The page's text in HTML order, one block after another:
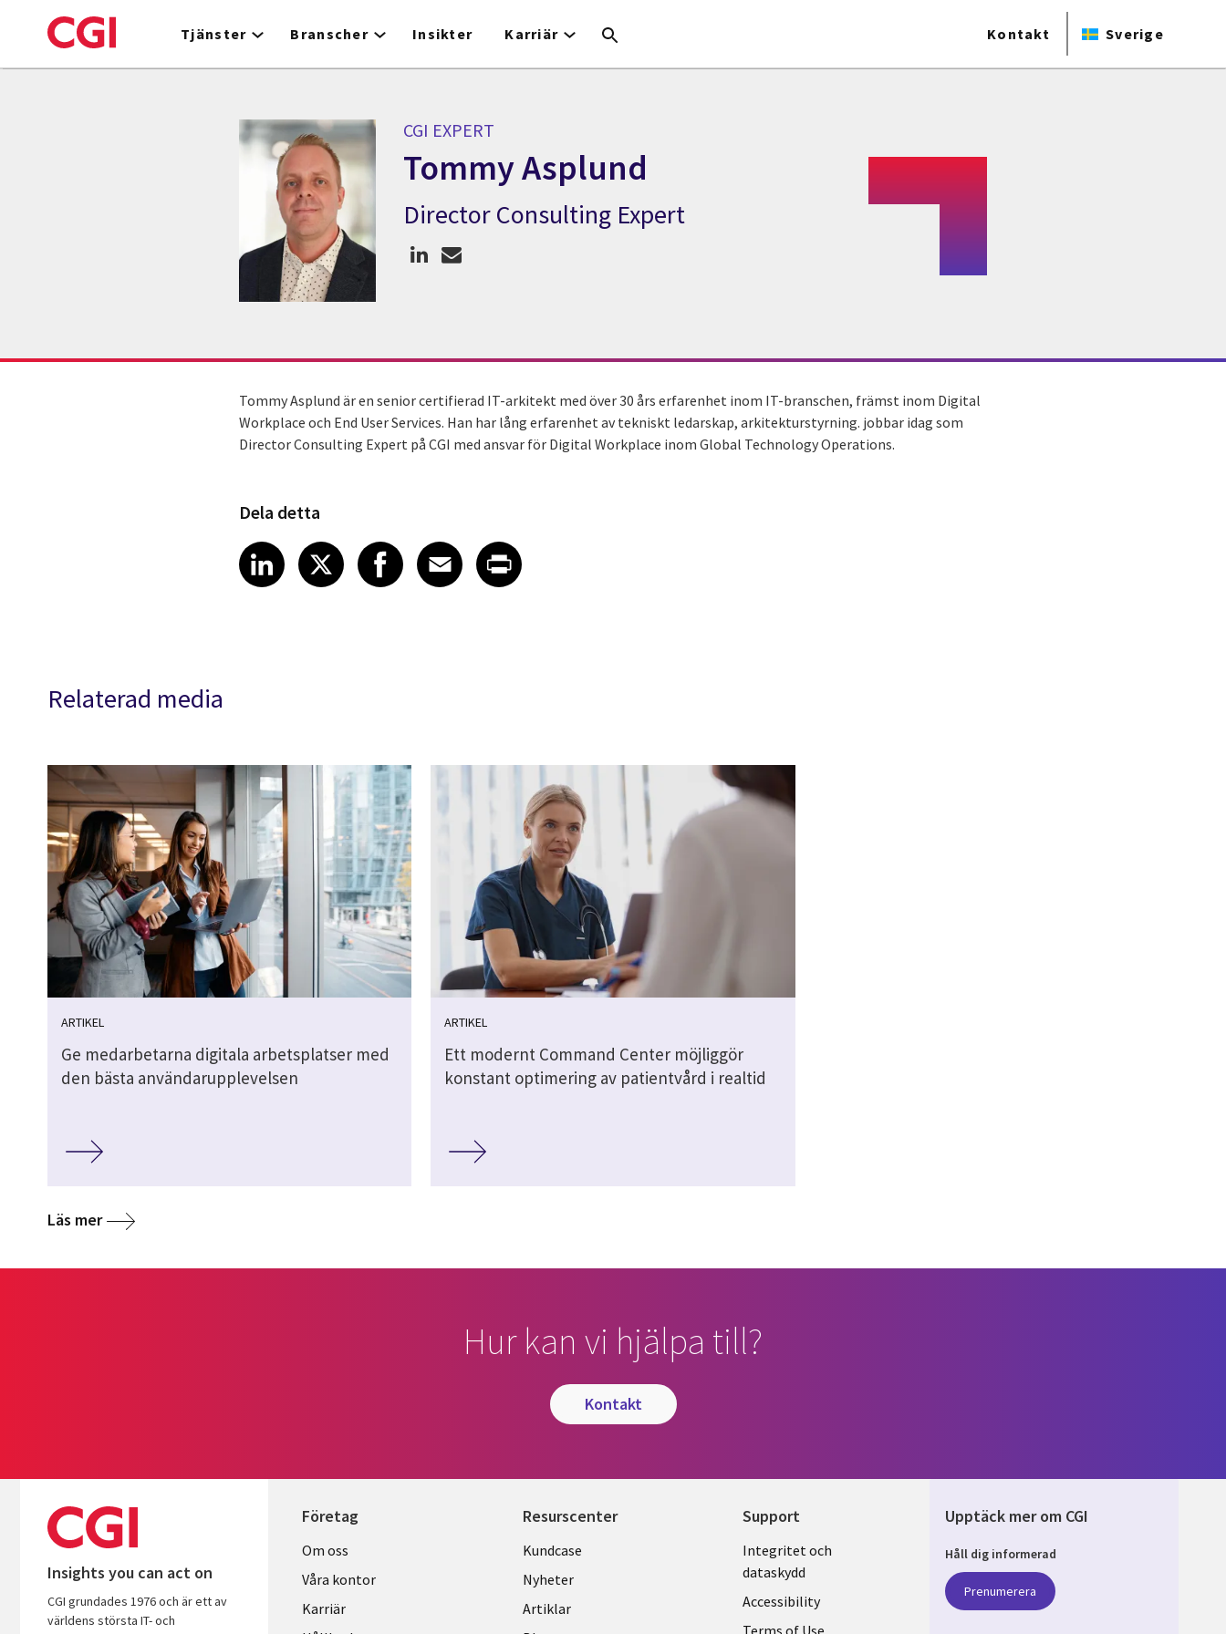
to
Tjänster Branscher Insikter Karriär Kontakt Sverige
CGI EXPERT
Tommy Asplund
CGI Expert Tommy Asplund
Director Consulting Expert
Tommy Asplund är en senior certifierad IT-arkitekt med över 30 års erfarenhet inom IT-branschen, främst inom Digital
Workplace och End User Services. Han har lång erfarenhet av tekniskt ledarskap, arkitekturstyrning. jobbar idag som
Director Consulting Expert på CGI med ansvar för Digital Workplace inom Global Technology Operations.
Dela detta
Share article on LinkedIn
LinkedIn
Share article on X
XShare article on Facebook
Facebook
Share article on Email
Email
Share article on Print
Relaterad media
ARTIKEL
Ge medarbetarna digitala arbetsplatser med
den bästa användarupplevelsen
ARTIKEL
Ett modernt Command Center möjliggör
konstant optimering av patientvård i realtid
Läs mer
Hur kan vi hjälpa till?
kontakt
Insights you can act on
CGI grundades 1976 och är ett av
världens största IT- och
Företag
Useful
links
SWEDEN
Om oss
Våra kontor
Karriär
Resurscenter
Library
Links
SWEDEN
Kundcase
Nyheter
Artiklar
Support
Legal
SWEDEN
Integritet och
dataskydd
Accessibility
Upptäck mer om CGI
Håll dig informerad
Prenumerera